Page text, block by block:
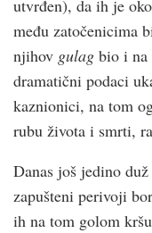
utvrđen), da ih je
među zatočenicima
njihov gulag bio i na
dramatični podaci
kaznionici, na tom
rubu života i smrti,
Danas još jedino
zapušteni perivoji
ih na tom golom